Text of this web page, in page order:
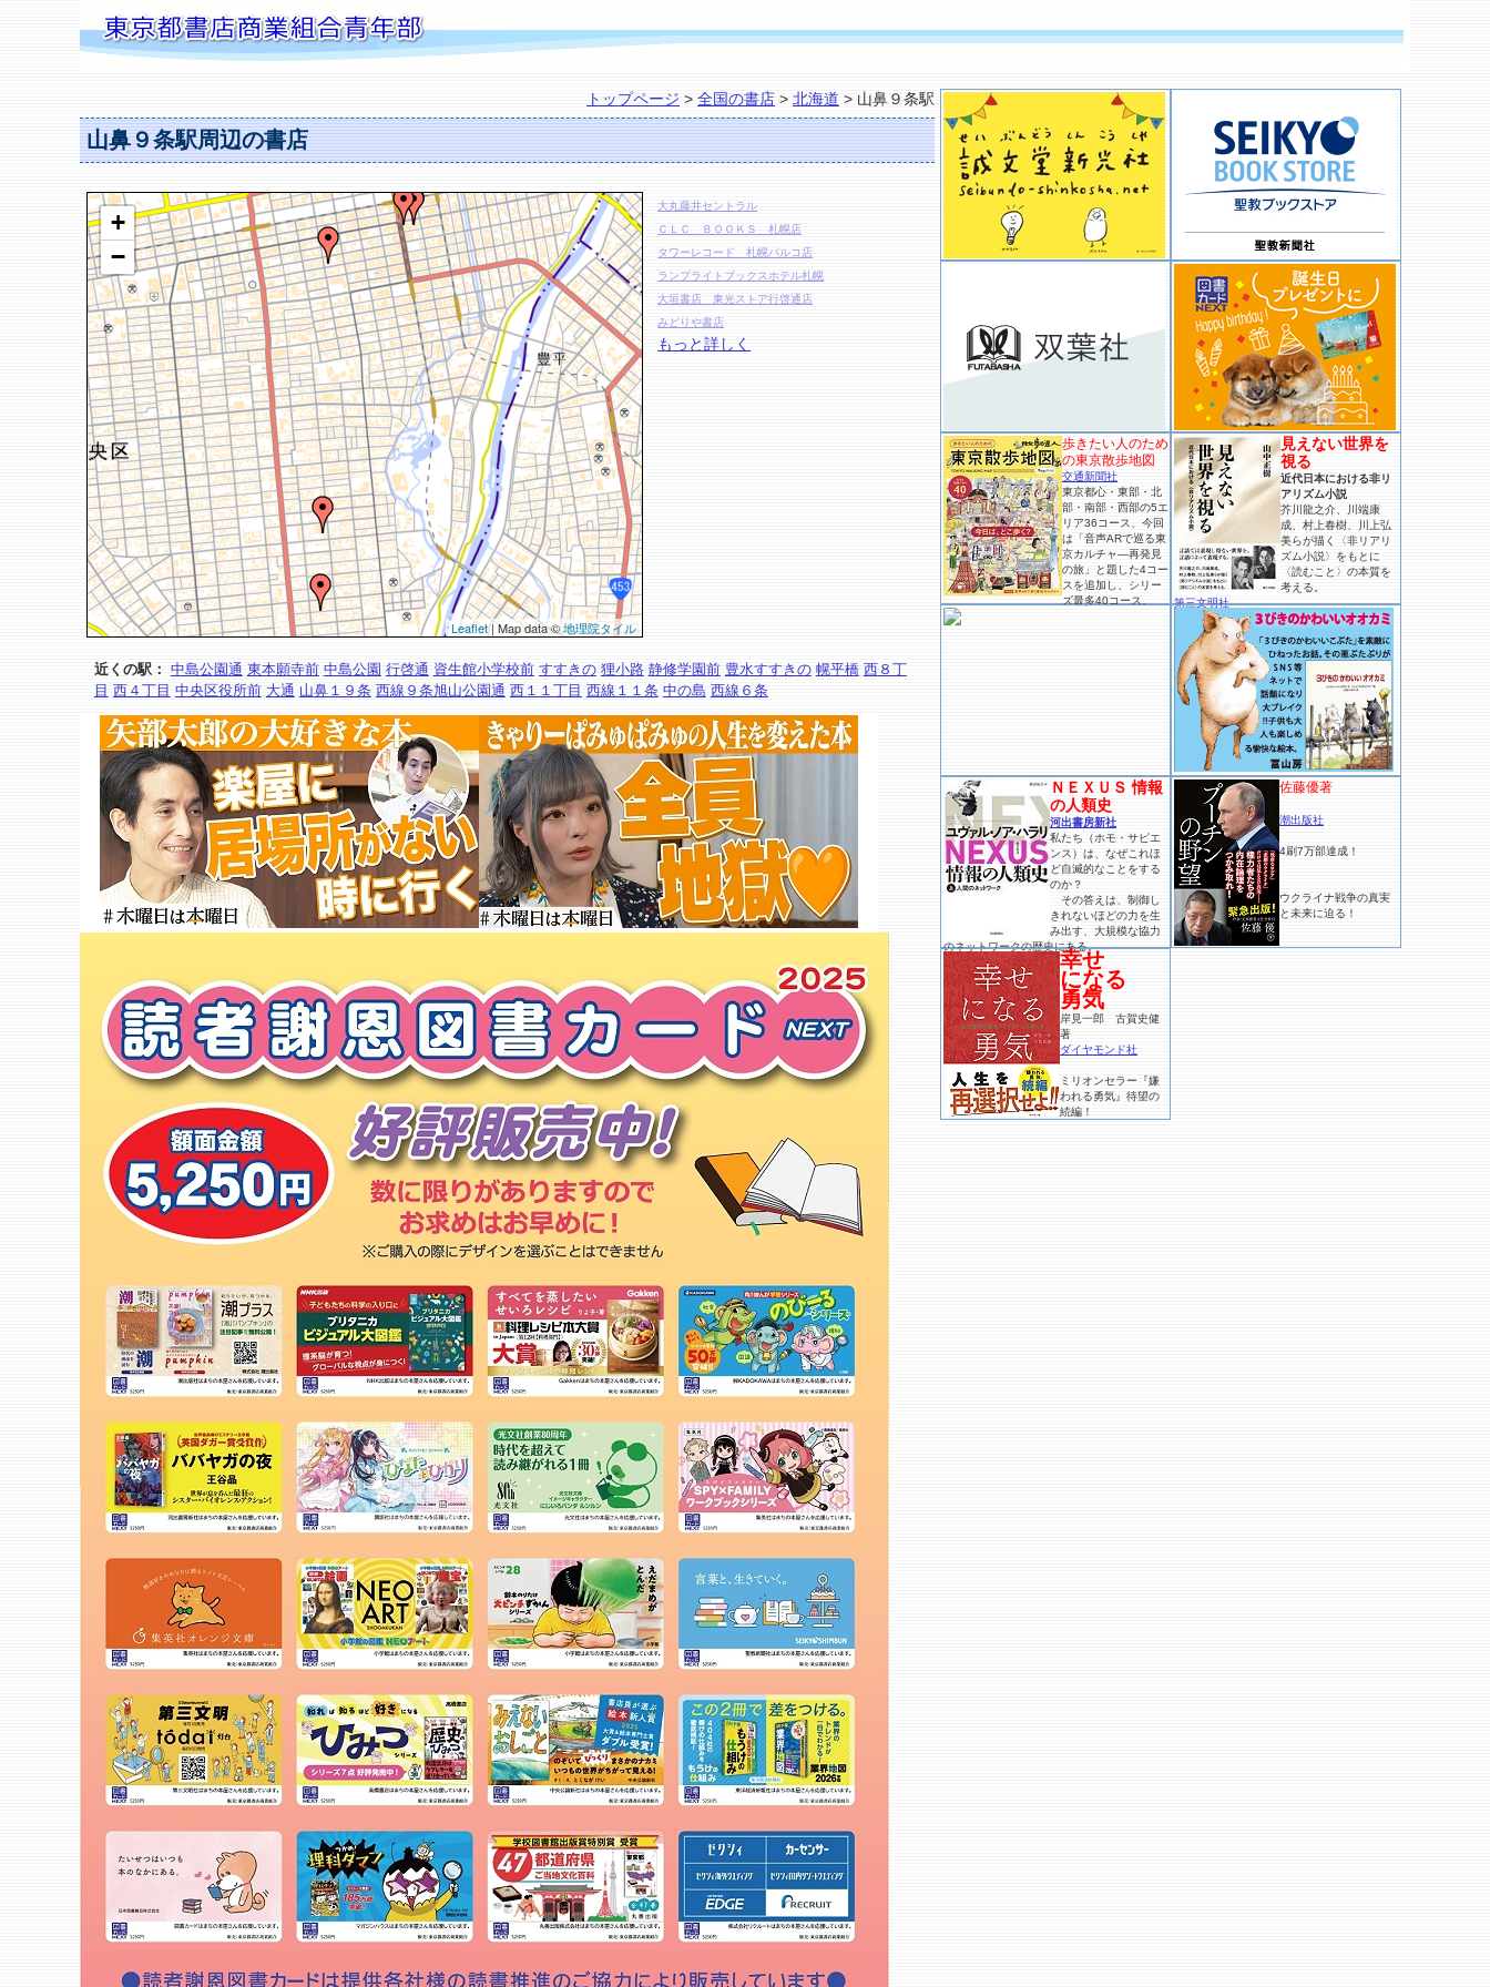
トップページ > 全国の書店 > 北海道 > 山鼻９条駅
山鼻９条駅周辺の書店
+
−
Leaflet| Map data ©地理院タイル
大丸藤井セントラル
ＣＬＣ ＢＯＯＫＳ 札幌店
タワーレコード 札幌パルコ店
ランプライトブックスホテル札幌
大垣書店 東光ストア行啓通店
みどりや書店
もっと詳しく
近くの駅： 中島公園通 東本願寺前 中島公園 行啓通 資生館小学校前 すすきの 狸小路 静修学園前 豊水すすきの 幌平橋 西８丁
目 西４丁目 中央区役所前 大通 山鼻１９条 西線９条旭山公園通 西１１丁目 西線１１条 中の島 西線６条
歩きたい人のため
の東京散歩地図
交通新聞社
東京都心・東部・北
部・南部・西部の5エ
リア36コース、今回
は「音声ARで巡る東
京カルチャ―再発見
の旅」と題した4コー
スを追加し、シリー
ズ最多40コース。
見えない世界を
視る
近代日本における非リ
アリズム小説
芥川龍之介、川端康
成、村上春樹、川上弘
美らが描く〈非リアリ
ズム小説〉をもとに
〈読むこと〉の本質を
考える。
第三文明社
ＮＥＸＵＳ 情報
の人類史
河出書房新社
私たち（ホモ・サピエ
ンス）は、なぜこれほ
ど自滅的なことをする
のか？
その答えは、制御し
きれないほどの力を生
み出す、大規模な協力
のネットワークの歴史にある。
佐藤優著
潮出版社
4刷7万部達成！
ウクライナ戦争の真実
と未来に迫る！
幸せ
になる
勇気
岸見一郎 古賀史健
著
ダイヤモンド社
ミリオンセラー『嫌
われる勇気』待望の
続編！